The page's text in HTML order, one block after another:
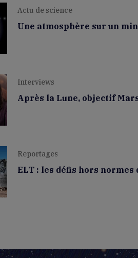
Actu de science
Une atmosphère sur un
Interviews
Après la Lune, objectif
Reportages
ELT : les défis hors